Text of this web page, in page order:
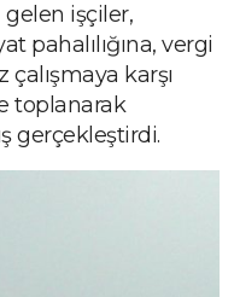
gelen işçiler,
pahalılığına, vergi
karşı
toplanarak
gerçekleştirdi.